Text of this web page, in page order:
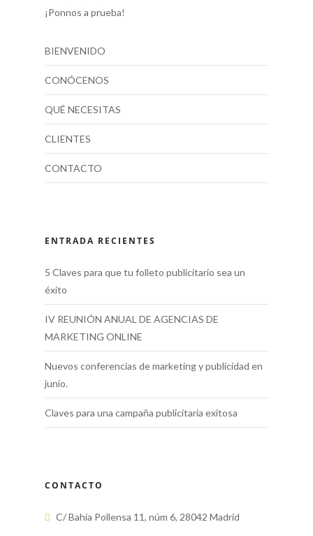
¡Ponnos a prueba!
BIENVENIDO
CONÓCENOS
QUÉ NECESITAS
CLIENTES
CONTACTO
ENTRADA RECIENTES
5 Claves para que tu folleto publicitario sea un
éxito
IV REUNIÓN ANUAL DE AGENCIAS DE
MARKETING ONLINE
Nuevos conferencias de marketing y publicidad en
junio.
Claves para una campaña publicitaria exitosa
CONTACTO
C/ Bahía Pollensa 11, núm 6, 28042 Madrid